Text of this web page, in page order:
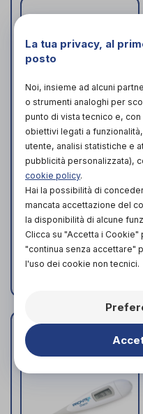
MEDIPRESTERIL
FLEXY TIP
Medipresteril
ACQUISTA IN
NEGOZIO DA8,90€
La tua privacy, al
posto
Noi, insieme ad alcuni
o strumenti analoghi per
punto di vista tecnico e,
obiettivi legati a
utente, analisi statistiche e
pubblicità personalizzata),
cookie policy.
Hai la possibilità di
mancata accettazione del
la disponibilità di alcune
Clicca su "Accetta i
"continua senza accettare"
l'uso dei cookie non tecnici.